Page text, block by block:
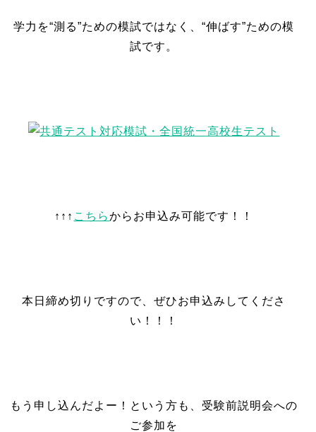
学力を“測る”ための模試ではなく、“伸ばす”ための模
試です。
↑↑↑ こちらからお申込み可能です！！
本日締め切りですので、ぜひお申込みしてくださ
い！！！
もう申し込んだよー！という方も、受験前説明会への
ご参加を